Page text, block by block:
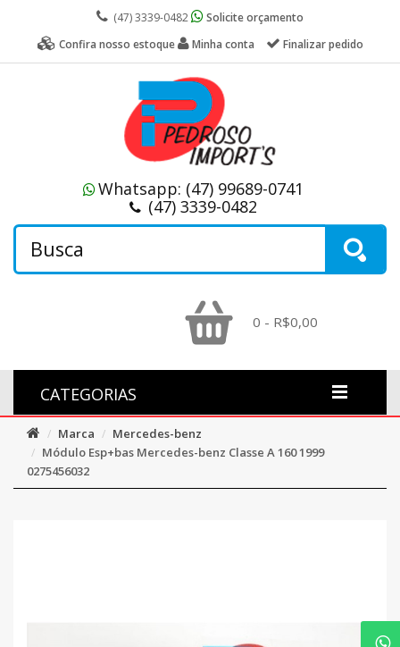
(47) 3339-0482
Solicite orçamento
Confira nosso estoque
Minha conta Finalizar pedido
Whatsapp: (47) 99689-0741
(47) 3339-0482
0 - R$0,00
CATEGORIAS
Marca
Mercedes-benz
Módulo Esp+bas Mercedes-benz Classe A 160 1999
0275456032